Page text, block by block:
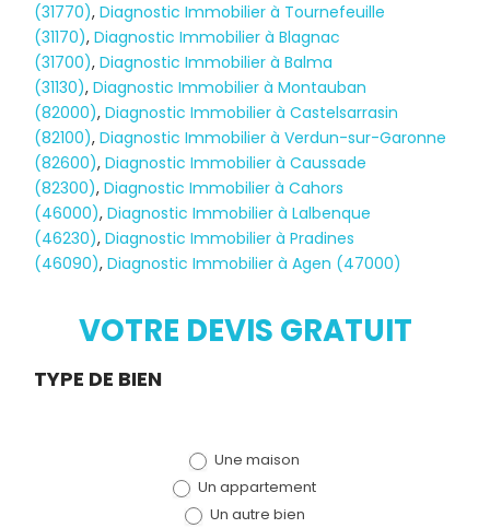
Diagnostic
TERMITES
(31770),Diagnostic Immobilier à Tournefeuille
(31170),Diagnostic Immobilier à Blagnac
(31700),Diagnostic Immobilier à Balma
(31130),Diagnostic Immobilier à Montauban
(82000),Diagnostic Immobilier à Castelsarrasin
(82100),Diagnostic Immobilier à Verdun-sur-Garonne
(82600),Diagnostic Immobilier à Caussade
(82300),Diagnostic Immobilier à Cahors
(46000),Diagnostic Immobilier à Lalbenque
(46230),Diagnostic Immobilier à Pradines
(46090),Diagnostic Immobilier à Agen (47000)
VOTRE DEVIS GRATUIT
Demande
TYPE DE BIEN
Une maison
Un appartement
Un autre bien